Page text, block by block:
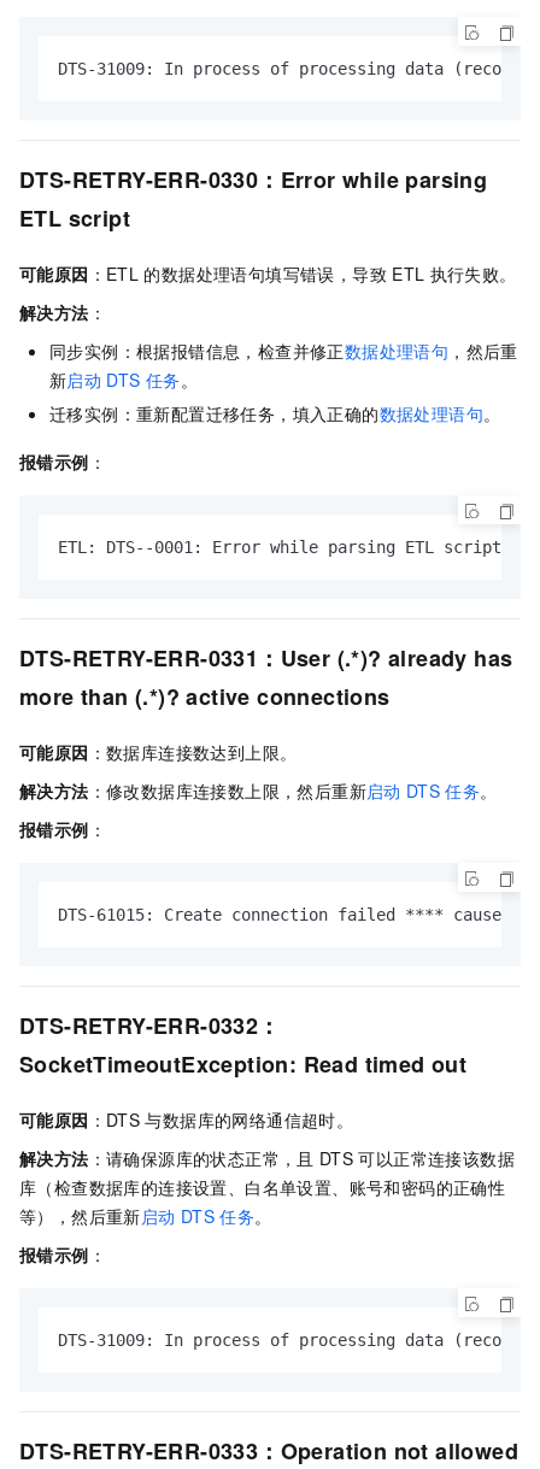
DTS-31009: In process of processing data
DTS-RETRY-ERR-0330：Error while parsing
ETL script
可能原因 ：ETL 的数据处理语句填写错误，导致 ETL 执行失败。
解决方法 ：
同步实例：根据报错信息，检查并修正数据处理语句 ，然后重
新启动 DTS 任务 。
迁移实例：重新配置迁移任务，填入正确的数据处理语句。
报错示例 ：
ETL: DTS--0001: Error while parsing ETL script
DTS-RETRY-ERR-0331：User (.*)? already has
more than (.*)? active connections
可能原因 ：数据库连接数达到上限。
解决方法 ：修改数据库连接数上限，然后重新启动 DTS 任务。
报错示例 ：
DTS-61015: Create connection failed **** cause:
DTS-RETRY-ERR-0332：
SocketTimeoutException: Read timed out
可能原因 ：DTS 与数据库的网络通信超时。
解决方法 ：请确保源库的状态正常，且 DTS 可以正常连接该数据
库（检查数据库的连接设置、白名单设置、账号和密码的正确性
等），然后重新启动 DTS 任务。
报错示例 ：
DTS-31009: In process of processing data
DTS-RETRY-ERR-0333：Operation not allowed